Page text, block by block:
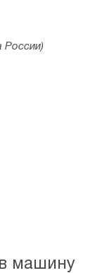
России)
машину